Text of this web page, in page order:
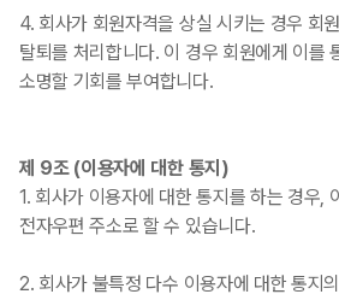
4. 회사가 회원자격을 상실 시키는 경우 회
탈퇴를 처리합니다. 이 경우 회원에게 이를
소명할 기회를 부여합니다.
제 9조 (이용자에 대한 통지)
1. 회사가 이용자에 대한 통지를 하는 경우,
전자우편 주소로 할 수 있습니다.
2. 회사가 불특정 다수 이용자에 대한 통지